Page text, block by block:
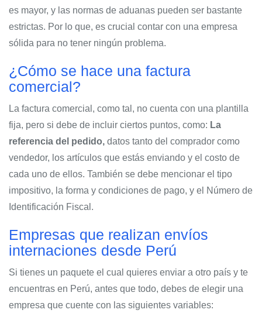
es mayor, y las normas de aduanas pueden ser bastante
estrictas. Por lo que, es crucial contar con una empresa
sólida para no tener ningún problema.
¿Cómo se hace una factura
comercial?
La factura comercial, como tal, no cuenta con una plantilla
fija, pero si debe de incluir ciertos puntos, como: La
referencia del pedido, datos tanto del comprador como
vendedor, los artículos que estás enviando y el costo de
cada uno de ellos. También se debe mencionar el tipo
impositivo, la forma y condiciones de pago, y el Número de
Identificación Fiscal.
Empresas que realizan envíos
internaciones desde Perú
Si tienes un paquete el cual quieres enviar a otro país y te
encuentras en Perú, antes que todo, debes de elegir una
empresa que cuente con las siguientes variables: